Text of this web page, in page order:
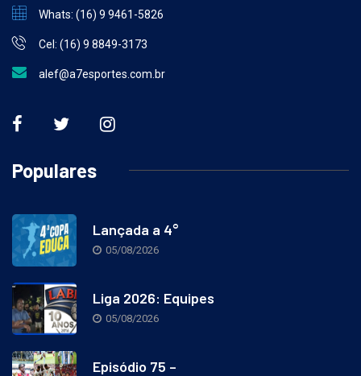
Whats: (16) 9 9461-5826
Cel: (16) 9 8849-3173
alef@a7esportes.com.br
Populares
Lançada a 4°
05/08/2026
Liga 2026: Equipes
05/08/2026
Episódio 75 –